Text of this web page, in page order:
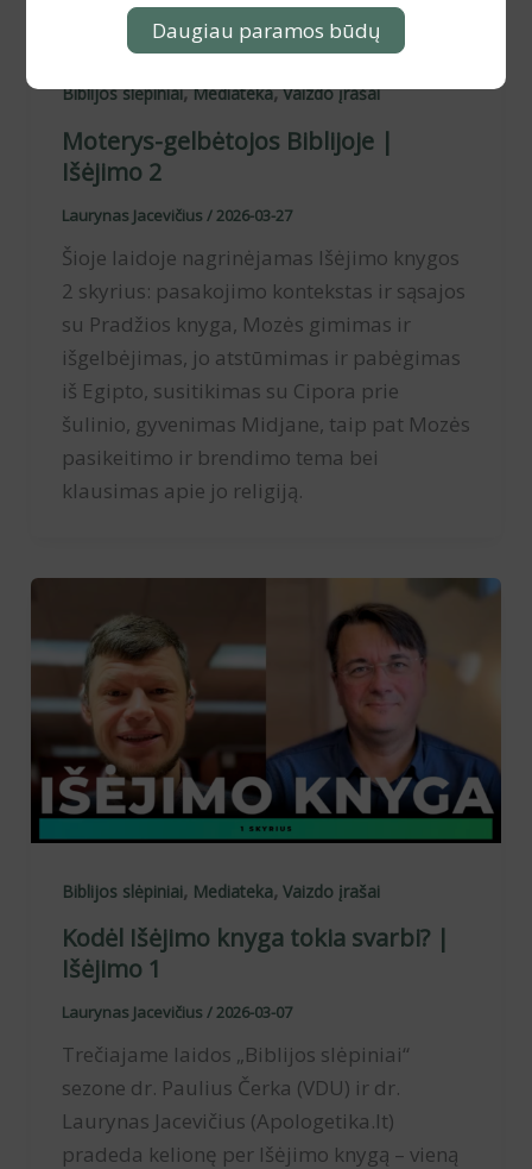
Biblijos slėpiniai,Mediateka,Vaizdo įrašai
Moterys-gelbėtojos Biblijoje |
Išėjimo 2
Laurynas Jacevičius /2026-03-27
Šioje laidoje nagrinėjamas Išėjimo knygos
2 skyrius: pasakojimo kontekstas ir sąsajos
su Pradžios knyga, Mozės gimimas ir
išgelbėjimas, jo atstūmimas ir pabėgimas
iš Egipto, susitikimas su Cipora prie
šulinio, gyvenimas Midjane, taip pat Mozės
pasikeitimo ir brendimo tema bei
klausimas apie jo religiją.
Biblijos slėpiniai, Mediateka, Vaizdo įrašai
Kodėl Išėjimo knyga tokia svarbi? |
Išėjimo 1
Laurynas Jacevičius /2026-03-07
Trečiajame laidos „Biblijos slėpiniai“
sezone dr. Paulius Čerka (VDU) ir dr.
Laurynas Jacevičius (Apologetika.lt)
pradeda kelionę per Išėjimo knygą – vieną
Daugiau paramos būdų